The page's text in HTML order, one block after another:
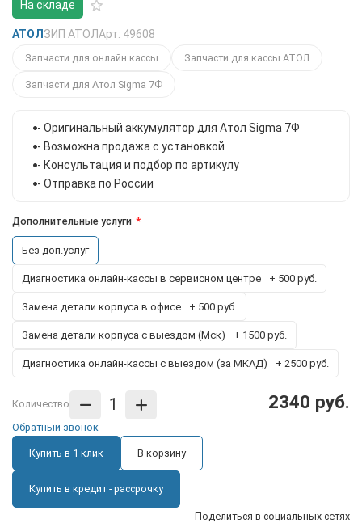
На складе
АТОЛЗИП АТОЛАрт: 49608
Запчасти для онлайн кассы Запчасти для кассы АТОЛ
Запчасти для Атол Sigma 7Ф
- Оригинальный аккумулятор для Атол Sigma 7Ф
- Возможна продажа с установкой
- Консультация и подбор по артикулу
- Отправка по России
Дополнительные услуги
Без доп.услуг
Диагностика онлайн-кассы в сервисном центре + 500 руб.
Замена детали корпуса в офисе + 500 руб.
Замена детали корпуса с выездом (Мск) + 1500 руб.
Диагностика онлайн-кассы с выездом (за МКАД) + 2500 руб.
Количество 2340 руб.
Обратный звонок
Купить в 1 клик В корзину
Купить в кредит - рассрочку
Поделиться в социальных сетях